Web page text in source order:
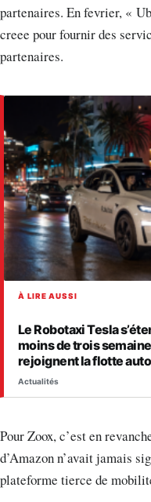
partenaires. En fevrier, «
creee pour fournir des
partenaires.
À LIRE AUSSI
Le Robotaxi Tesla
moins de trois
rejoignent la flotte
Actualités
Pour Zoox, c’est en
d’Amazon n’avait jamais
plateforme tierce de